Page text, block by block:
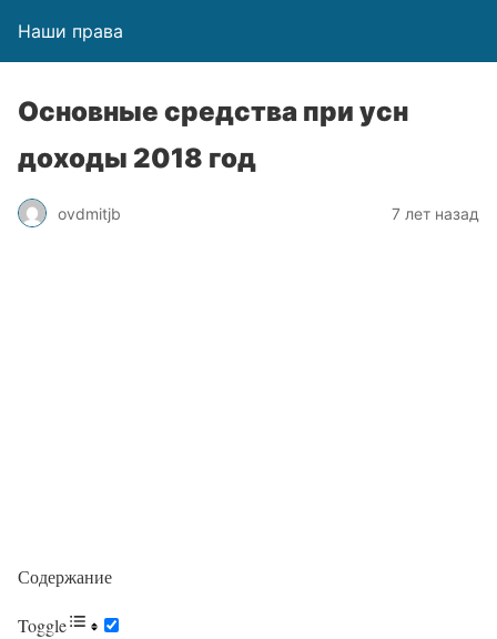
Наши права
Основные средства при усн
доходы 2018 год
ovdmitjb 7 лет назад
Содержание
Toggle